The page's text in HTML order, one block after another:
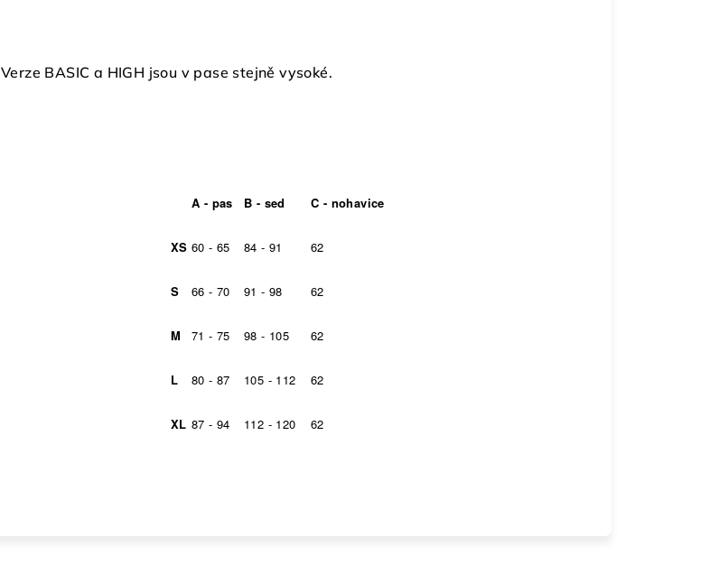
Verze BASIC a HIGH jsou v pase stejně vysoké.
A - pas B - sed C - nohavice
XS 60 - 65 84 - 91 62
S 66 - 70 91 - 98 62
M 71 - 75 98 - 105 62
L 80 - 87 105 - 112 62
XL 87 - 94 112 - 120 62